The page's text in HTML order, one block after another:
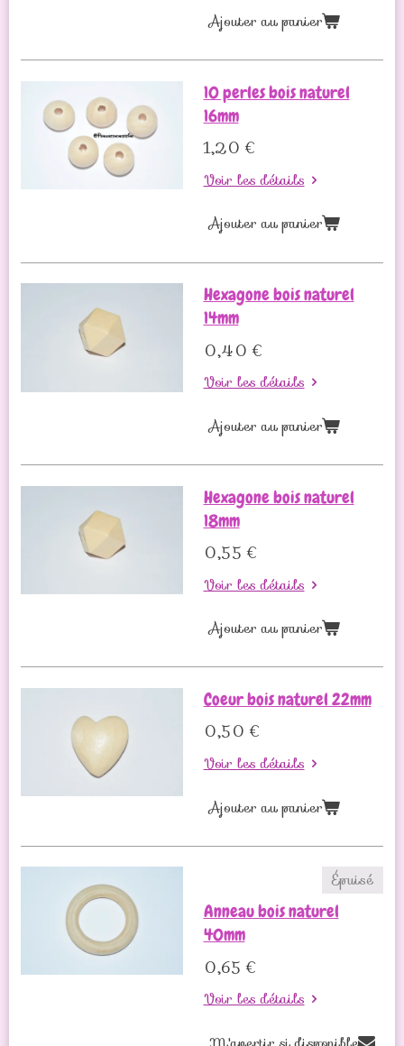
Ajouter au panier
10 perles bois naturel
16mm
1,20 €
Voir les détails
Ajouter au panier
Hexagone bois naturel
14mm
0,40 €
Voir les détails
Ajouter au panier
Hexagone bois naturel
18mm
0,55 €
Voir les détails
Ajouter au panier
Coeur bois naturel 22mm
0,50 €
Voir les détails
Ajouter au panier
Épuisé
Anneau bois naturel
40mm
0,65 €
Voir les détails